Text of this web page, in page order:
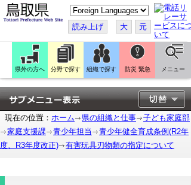
こ
の
ペ
ー
ジ
翻
訳
す
る
読み上げ 大 元
県外の方へ 分野で探す 組織で探す 防災 緊急 メニュー
現在の位置： ホーム 県の組織と仕事
子ども家庭部
家庭支援課
青少年担当
青少年健全育成条例(R2年
度、R3年度改正)
有害玩具刃物類の指定について